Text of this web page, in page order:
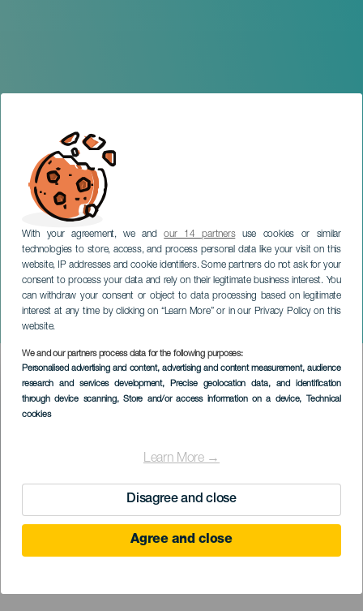
With your agreement, we andour 14 partnersuse cookies or similar
technologies to store, access, and process personal data like your visit on this
website, IP addresses and cookie identifiers. Some partners do not ask for your
consent to process your data and rely on their legitimate business interest. You
can withdraw your consent or object to data processing based on legitimate
interest at any time by clicking on “Learn More” or in our Privacy Policy on this
website.
We and our partners process data for the following purposes:
Personalised advertising and content, advertising and content measurement, audience
research and services development, Precise geolocation data, and identification
through device scanning, Store and/or access information on a device, Technical
cookies
Learn More →
Disagree and close
Agree and close
Polkas csata Tejinában
TENERIFE
Imagen
Listado